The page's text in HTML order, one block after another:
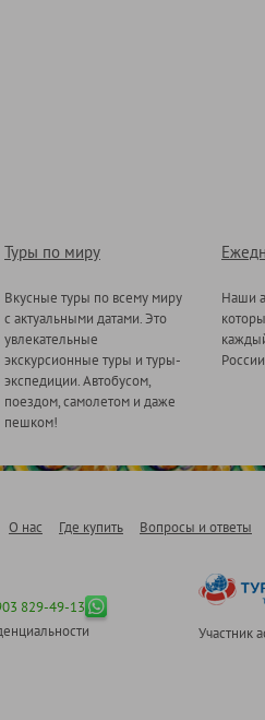
Туры по миру
Вкусные туры по всему миру
с актуальными датами. Это
увлекательные
экскурсионные туры и туры-
экспедиции. Автобусом,
поездом, самолетом и даже
пешком!
Наши
О нас Где купить Вопросы и ответы
829-49-13
Участник